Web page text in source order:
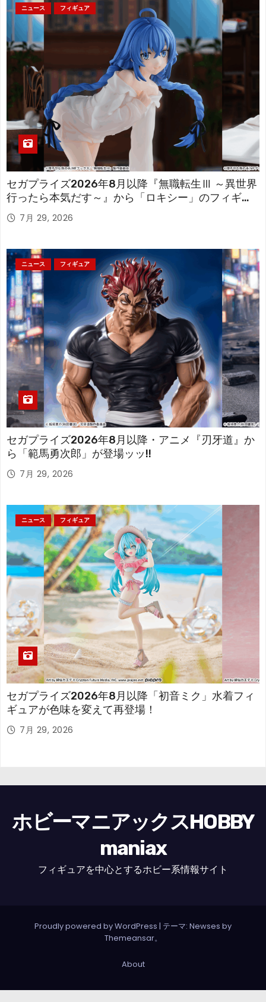
ニュース フィギュア
セガプライズ2026年8月以降『無職転生Ⅲ ～異世界
行ったら本気だす～』から「ロキシー」のフィギュ
アが登場！
7月 29, 2026
ニュース フィギュア
セガプライズ2026年8月以降・アニメ『刃牙道』か
ら「範馬勇次郎」が登場ッッ!!
7月 29, 2026
ニュース フィギュア
セガプライズ2026年8月以降「初音ミク」水着フィ
ギュアが色味を変えて再登場！
7月 29, 2026
ホビーマニアックスHOBBY
maniax
フィギュアを中心とするホビー系情報サイト
Proudly powered by WordPress | テーマ: Newses by
Themeansar。
About